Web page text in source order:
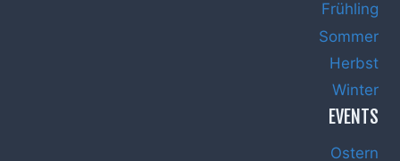
Frühling
Sommer
Herbst
Winter
EVENTS
Ostern